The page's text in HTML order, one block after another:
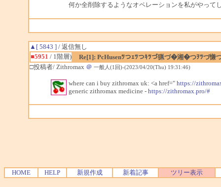
何か全削除するようなオペレーションを私がやって
▲[ 5843 ]/ 返信無し
■5951 / 1階層)
Re[1]: PcHusenﾂつｪﾂつｷﾂづ猟づ�湘�つｦﾂづ慊
□投稿者/ Zithromax ＠ 一般人(1回)-(2023/04/20(Thu) 19:31:46)
where can i buy zithromax uk: <a href=" https://
generic zithromax medicine - https://zithromax.pro/#
HOME HELP 新規作成 新着記事 ツリー表示